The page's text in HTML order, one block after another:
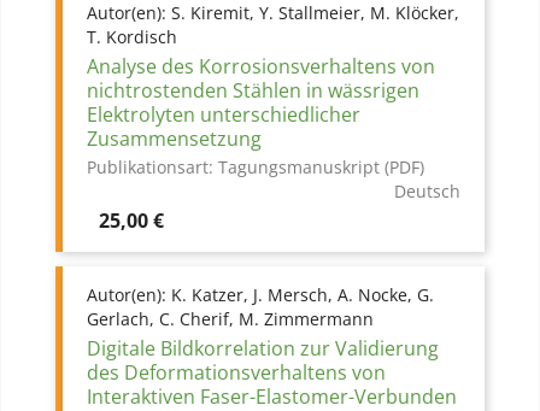
Autor(en): S. Kiremit, Y. Stallmeier, M. Klöcker,
T. Kordisch
Analyse des Korrosionsverhaltens von
nichtrostenden Stählen in wässrigen
Elektrolyten unterschiedlicher
Zusammensetzung
Publikationsart: Tagungsmanuskript (PDF)
Deutsch
Preis
25,00 €
Autor(en): K. Katzer, J. Mersch, A. Nocke, G.
Gerlach, C. Cherif, M. Zimmermann
Digitale Bildkorrelation zur Validierung
des Deformationsverhaltens von
Interaktiven Faser-Elastomer-Verbunden